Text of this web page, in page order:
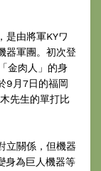
是由將軍KYワ
器軍團。初次登
金肉人」的身
9月7日的福岡
先生的單打比
立關係，但機器
為巨人機器等